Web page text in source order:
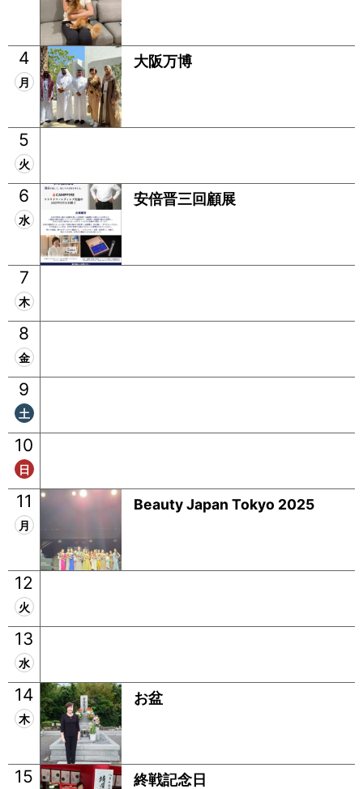
4
月
大阪万博
5
火
6
水
安倍晋三回顧展
7
木
8
金
9
土
10
日
11
月
Beauty Japan Tokyo 2025
12
火
13
水
14
木
お盆
15 終戦記念日